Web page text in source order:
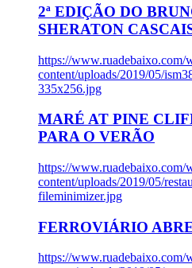
2ª EDIÇÃO DO
SHERATON
https://www.ruadebaixo.com/
content/uploads/2019/05/
335x256.jpg
MARÉ AT PINE
PARA O VERÃO
https://www.ruadebaixo.com/
content/uploads/2019/05/
fileminimizer.jpg
FERROVIÁRIO
https://www.ruadebaixo.com/